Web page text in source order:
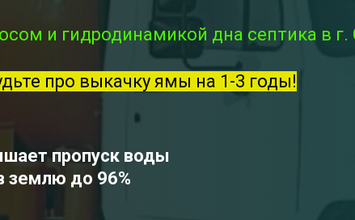
и гидродинамикой дна септика в г.
про выкачку ямы на 1-3 годы!
пропуск воды
землю до 96%